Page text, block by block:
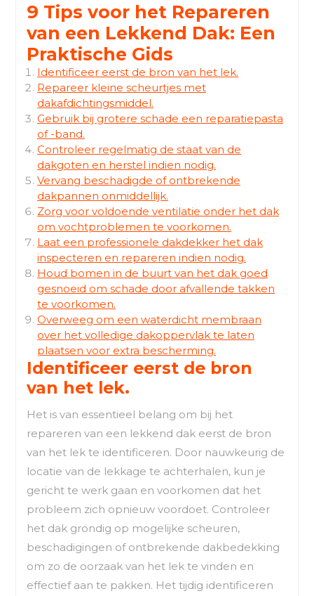
9 Tips voor het Repareren
van een Lekkend Dak: Een
Praktische Gids
Identificeer eerst de bron van het lek.
Repareer kleine scheurtjes met
dakafdichtingsmiddel.
Gebruik bij grotere schade een reparatiepasta
of -band.
Controleer regelmatig de staat van de
dakgoten en herstel indien nodig.
Vervang beschadigde of ontbrekende
dakpannen onmiddellijk.
Zorg voor voldoende ventilatie onder het dak
om vochtproblemen te voorkomen.
Laat een professionele dakdekker het dak
inspecteren en repareren indien nodig.
Houd bomen in de buurt van het dak goed
gesnoeid om schade door afvallende takken
te voorkomen.
Overweeg om een waterdicht membraan
over het volledige dakoppervlak te laten
plaatsen voor extra bescherming.
Identificeer eerst de bron
van het lek.
Het is van essentieel belang om bij het
repareren van een lekkend dak eerst de bron
van het lek te identificeren. Door nauwkeurig de
locatie van de lekkage te achterhalen, kun je
gericht te werk gaan en voorkomen dat het
probleem zich opnieuw voordoet. Controleer
het dak grondig op mogelijke scheuren,
beschadigingen of ontbrekende dakbedekking
om zo de oorzaak van het lek te vinden en
effectief aan te pakken. Het tijdig identificeren